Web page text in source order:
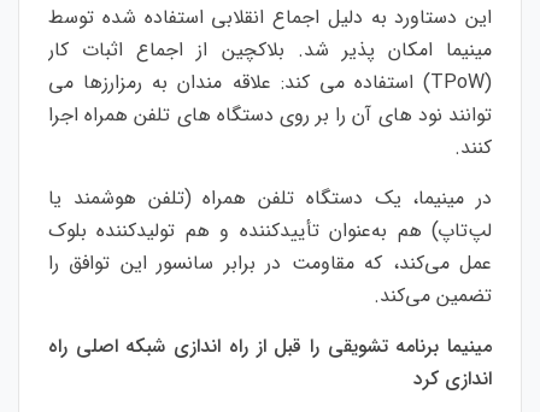
این دستاورد به دلیل اجماع انقلابی استفاده شده توسط
مینیما امکان پذیر شد. بلاکچین از اجماع اثبات کار
(TPoW) استفاده می کند: علاقه مندان به رمزارزها می
توانند نود های آن را بر روی دستگاه های تلفن همراه اجرا
کنند.
در مینیما، یک دستگاه تلفن همراه (تلفن هوشمند یا
لپ‌تاپ) هم به‌عنوان تأییدکننده و هم تولیدکننده بلوک
عمل می‌کند، که مقاومت در برابر سانسور این توافق را
تضمین می‌کند.
مینیما برنامه تشویقی را قبل از راه اندازی شبکه اصلی راه
اندازی کرد